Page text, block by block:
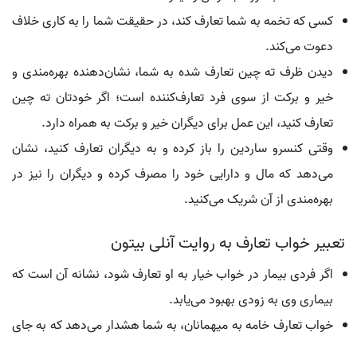
کسی که تخمه به شما تعارف کند، در حقیقت شما را به کاری خلاف
دعوت می‌کند.
دیدن ظرف ته چین تعارف شده به شما، نشان‌دهنده بهره‌مندی و
خیر و برکت از سوی فرد تعارف‌کننده است؛ اگر خودتان ته چین
تعارف کنید، این عمل برای دیگران خیر و برکت به همراه دارد.
وقتی کنسرو ساردین را باز کرده و به دیگران تعارف کنید، نشان
می‌دهد که مال و دارایی خود را مصرف کرده و دیگران را نیز در
بهره‌مندی از آن شریک می‌کنید.
تعبیر خواب تعارف به روایت آنلی بیتون
اگر فردی بیمار در خواب خیار به او تعارف شود، نشانه آن است که
بیماری وی به زودی بهبود می‌یابد.
خواب تعارف خامه به میهمانان، به شما هشدار می‌دهد که به جای